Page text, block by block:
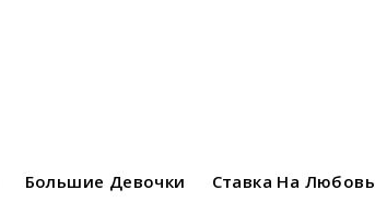
Большие Девочки Ставка На Любовь